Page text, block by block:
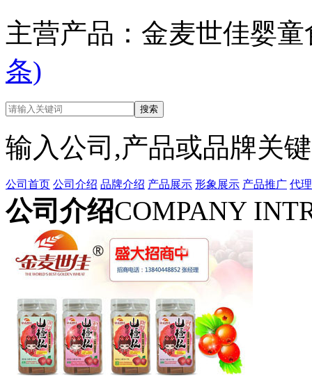
主营产品：金麦世佳婴童
条)
输入公司,产品或品牌关
公司首页 公司介绍 品牌介绍 产品展示 形象展示 产品推广 代
公司介绍COMPANY